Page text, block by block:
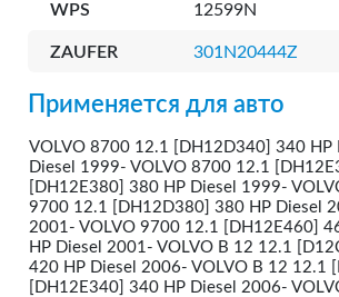
WPS 12599N
ZAUFER 301N20444Z
Применяется для авто
VOLVO 8700 12.1 [DH12D340] 340
Diesel 1999- VOLVO 8700 12.1
[DH12E380] 380 HP Diesel 1999-
9700 12.1 [DH12D380] 380 HP Diesel
2001- VOLVO 9700 12.1 [DH12E460]
HP Diesel 2001- VOLVO B 12 12.1
420 HP Diesel 2006- VOLVO B 12 12.1
[DH12E340] 340 HP Diesel 2006-